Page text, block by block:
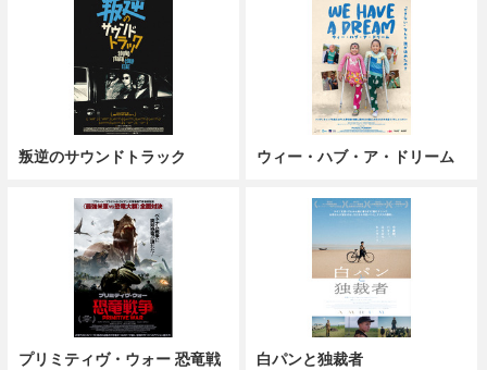
叛逆のサウンドトラック ウィー・ハブ・ア・ドリーム
プリミティヴ・ウォー 恐竜戦
白パンと独裁者